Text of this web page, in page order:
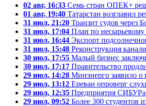
02 авг, 16:33 Семь стран ОПЕК+
01 авг, 19:40 Татарстан возглавил
31 июл, 21:20 Транзит судов через
31 июл, 17:04 План по несырьевому
31 июл, 16:44 Экспорт
31 июл, 15:48 Реконструкция
30 июл, 17:55 Малый бизнес
30 июл, 17:17 Правительство
29 июл, 14:28 Минэнерго заявило о
29 июл, 13:12 Ереван опроверг
29 июл, 12:35 Предприятия СИБУРа
29 июл, 09:52 Более 300 студентов